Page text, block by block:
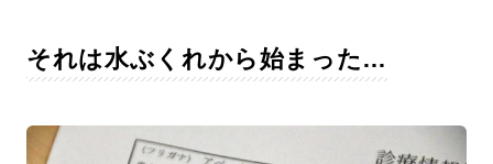
それは水ぶくれから始まった…